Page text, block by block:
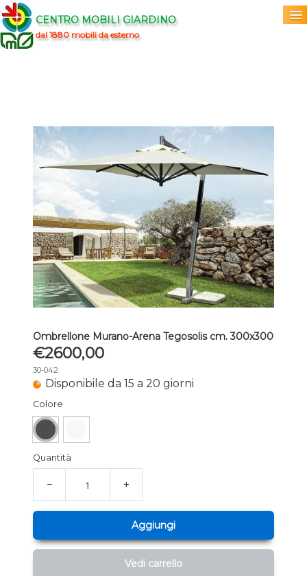
CENTRO MOBILI GIARDINO
dal 1880 mobili da esterno
Marchi
Prodotti▼
Info▼
0
Ombrellone Murano-Arena Tegosolis cm. 300x300
€2600,00
30-042
Disponibile da 15 a 20 giorni
Colore
Quantità
− +
Aggiungi
Vedi carrello